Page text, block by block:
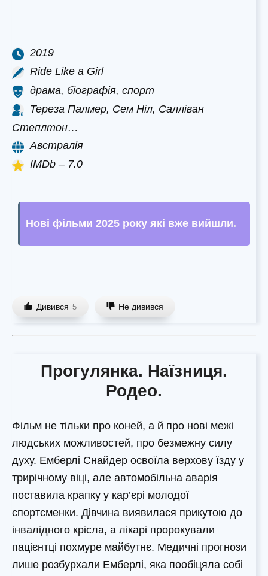
2019
Ride Like a Girl
драма, біографія, спорт
Тереза ​​Палмер, Сем Ніл, Салліван
Степлтон…
Австралія
IMDb – 7.0
Нові фільми 2025 року які вже вийшли.
Дивився 5 Не дивився
Прогулянка. Наїзниця.
Родео.
Фільм не тільки про коней, а й про нові межі
людських можливостей, про безмежну силу
духу. Емберлі Снайдер освоїла верхову їзду у
трирічному віці, але автомобільна аварія
поставила крапку у кар’єрі молодої
спортсменки. Дівчина виявилася прикутою до
інвалідного крісла, а лікарі пророкували
пацієнтці похмуре майбутнє. Медичні прогнози
лише розбурхали Емберлі, яка пообіцяла собі